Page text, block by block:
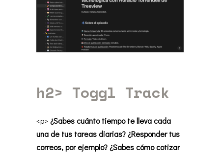
h2> Toggl Track
<p>¿Sabes cuánto tiempo te lleva cada
una de tus tareas diarias? ¿Responder tus
correos, por ejemplo? ¿Sabes cómo cotizar